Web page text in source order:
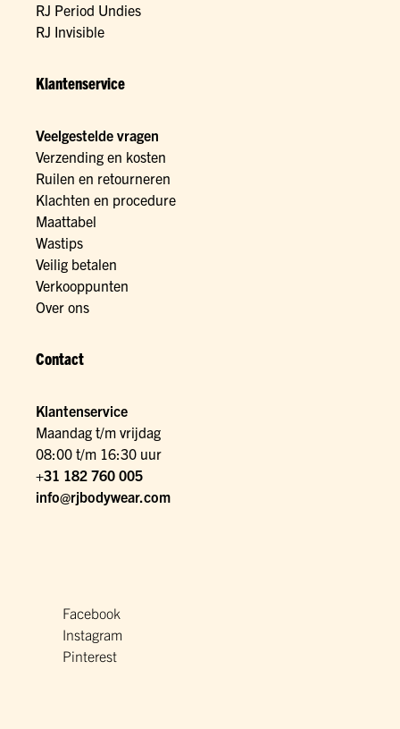
RJ Period Undies
RJ Invisible
Klantenservice
Veelgestelde vragen
Verzending en kosten
Ruilen en retourneren
Klachten en procedure
Maattabel
Wastips
Veilig betalen
Verkooppunten
Over ons
Contact
Klantenservice
Maandag t/m vrijdag
08:00 t/m 16:30 uur
+31 182 760 005
info@rjbodywear.com
Facebook
Instagram
Pinterest